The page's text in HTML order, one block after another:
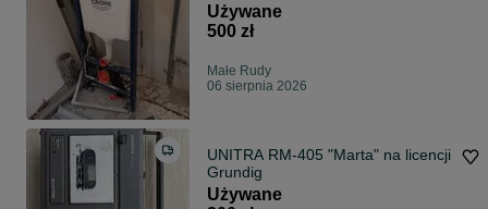
Używane
500 zł
Małe Rudy
06 sierpnia 2026
UNITRA RM-405 "Marta" na licencji
Grundig
Używane